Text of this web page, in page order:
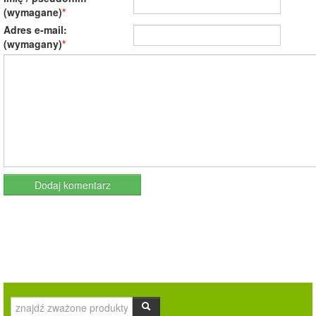
(wymagane)
Adres e-mail:
(wymagany)